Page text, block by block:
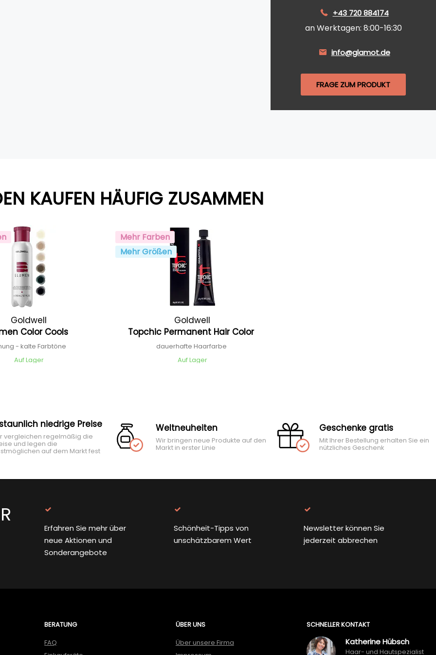
+43 720 884174
an Werktagen: 8:00-16:30
info@glamot.de
FRAGE ZUM PRODUKT
KAUFEN HÄUFIG ZUSAMMEN
Goldwell
Color Cools
- kalte Farbtöne
Auf Lager
Mehr Farben
Mehr Größen
Goldwell
Topchic Permanent Hair Color
dauerhafte Haarfarbe
Auf Lager
niedrige Preise
vergleichen regelmäßig die
und legen die
auf dem Markt fest
Weltneuheiten
Wir bringen neue Produkte auf den
Markt in erster Linie
Geschenke gratis
Mit Ihrer Bestellung erhalten Sie ein
nützliches Geschenk
Erfahren Sie mehr über
neue Aktionen und
Sonderangebote
Schönheit-Tipps von
unschätzbarem Wert
Newsletter können Sie
jederzeit abbrechen
BERATUNG
FAQ
ÜBER UNS
Über unsere Firma
SCHNELLER KONTAKT
Katherine Hübsch
Haar- und Hautspezialist